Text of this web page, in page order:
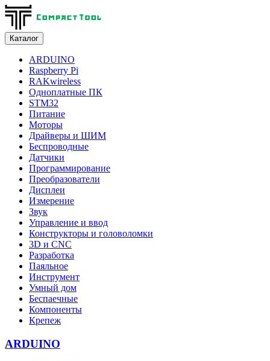
Каталог
ARDUINO
Raspberry Pi
RAKwireless
Одноплатные ПК
STM32
Питание
Моторы
Драйверы и ШИМ
Беспроводные
Датчики
Программирование
Преобразователи
Дисплеи
Измерение
Звук
Управление и ввод
Конструкторы и головоломки
3D и CNC
Разработка
Паяльное
Инструмент
Умный дом
Беспаечные
Компоненты
Крепеж
ARDUINO